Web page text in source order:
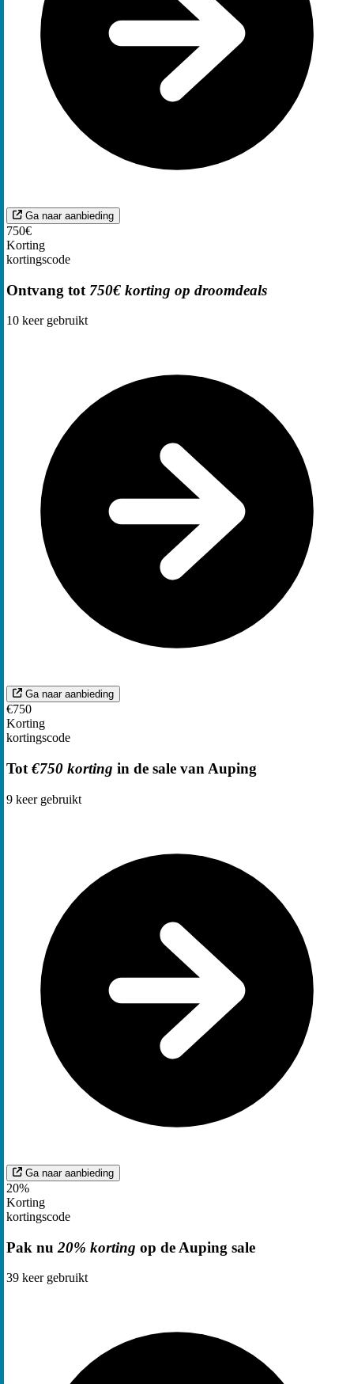
Ga naar aanbieding
750€
Korting
kortingscode
Ontvang tot 750€ korting op droomdeals
10 keer gebruikt
Ga naar aanbieding
€750
Korting
kortingscode
Tot €750 korting in de sale van Auping
9 keer gebruikt
Ga naar aanbieding
20%
Korting
kortingscode
Pak nu 20% korting op de Auping sale
39 keer gebruikt